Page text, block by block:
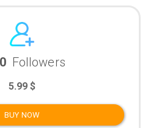
Followers
5.99 $
BUY NOW